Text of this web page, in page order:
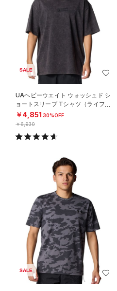
SALE
UAヘビーウエイト ウォッシュド シ
ョートスリーブ Tシャツ（ライフス
タイル/MEN）
￥4,851 30%OFF
￥6,930
SALE